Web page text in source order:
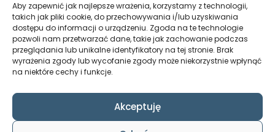
Aby zapewnić jak najlepsze wrażenia, korzystamy z technologii,
takich jak pliki cookie, do przechowywania i/lub uzyskiwania
dostępu do informacji o urządzeniu. Zgoda na te technologie
pozwoli nam przetwarzać dane, takie jak zachowanie podczas
przeglądania lub unikalne identyfikatory na tej stronie. Brak
wyrażenia zgody lub wycofanie zgody może niekorzystnie wpłynąć
na niektóre cechy i funkcje.
Akceptuję
METODY PŁATNOŚCI
COPYRIGHT © 2024 by ADWENTO ŁUKASZ